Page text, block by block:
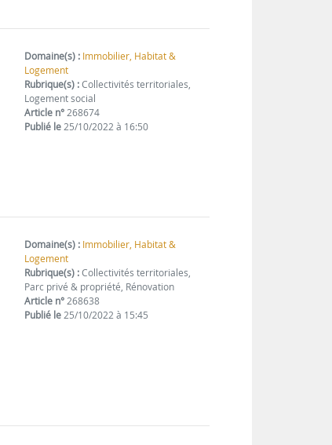
Domaine(s) : Immobilier, Habitat &
Logement
Rubrique(s) :Collectivités territoriales,
Logement social
Article n°268674
Publié le25/10/2022 à 16:50
Domaine(s) : Immobilier, Habitat &
Logement
Rubrique(s) :Collectivités territoriales,
Parc privé & propriété, Rénovation
Article n°268638
Publié le25/10/2022 à 15:45